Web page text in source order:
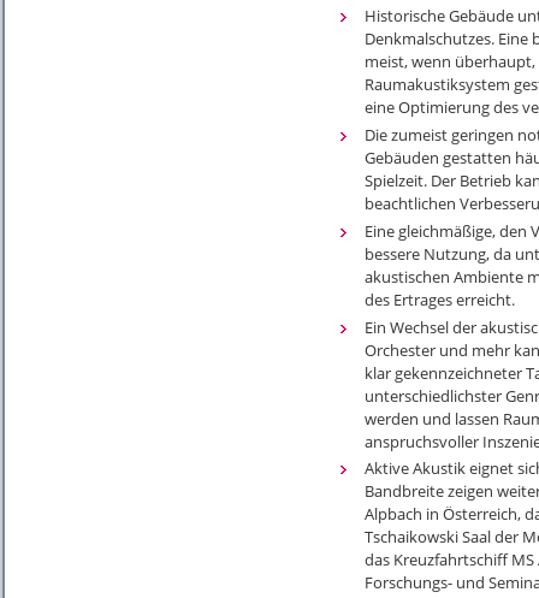
Historische Gebäude
Denkmalschutzes. Eine
meist, wenn
Raumakustiksystem
eine Optimierung des
Die zumeist geringen
Gebäuden gestatten
Spielzeit. Der Betrieb
beachtlichen
Eine gleichmäßige, den
bessere Nutzung, da
akustischen Ambiente
des Ertrages erreicht.
Ein Wechsel der
Orchester und mehr
klar gekennzeichneter
unterschiedlichster
werden und lassen
anspruchsvoller
Aktive Akustik eignet
Bandbreite zeigen
Alpbach in Österreich,
Tschaikowski Saal der
das Kreuzfahrtschiff
Forschungs- und